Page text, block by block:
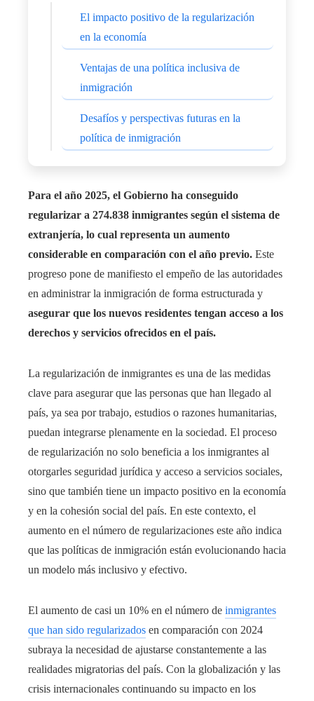
El impacto positivo de la regularización
en la economía
Ventajas de una política inclusiva de
inmigración
Desafíos y perspectivas futuras en la
política de inmigración
Para el año 2025, el Gobierno ha conseguido
regularizar a 274.838 inmigrantes según el sistema de
extranjería, lo cual representa un aumento
considerable en comparación con el año previo. Este
progreso pone de manifiesto el empeño de las autoridades
en administrar la inmigración de forma estructurada y
asegurar que los nuevos residentes tengan acceso a los
derechos y servicios ofrecidos en el país.
La regularización de inmigrantes es una de las medidas
clave para asegurar que las personas que han llegado al
país, ya sea por trabajo, estudios o razones humanitarias,
puedan integrarse plenamente en la sociedad. El proceso
de regularización no solo beneficia a los inmigrantes al
otorgarles seguridad jurídica y acceso a servicios sociales,
sino que también tiene un impacto positivo en la economía
y en la cohesión social del país. En este contexto, el
aumento en el número de regularizaciones este año indica
que las políticas de inmigración están evolucionando hacia
un modelo más inclusivo y efectivo.
El aumento de casi un 10% en el número de inmigrantes
que han sido regularizados en comparación con 2024
subraya la necesidad de ajustarse constantemente a las
realidades migratorias del país. Con la globalización y las
crisis internacionales continuando su impacto en los